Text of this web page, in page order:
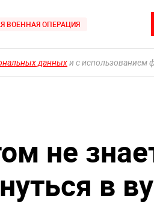
ВОЕННАЯ ОПЕРАЦИЯ
данныхи с использованием
не
в